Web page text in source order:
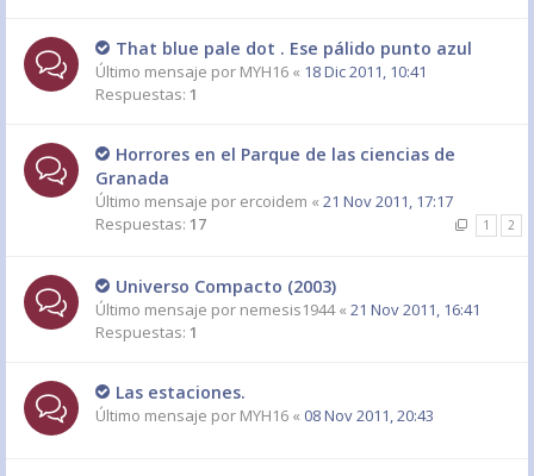
That blue pale dot . Ese pálido punto azul
Último mensaje por MYH16 « 18 Dic 2011, 10:41
Respuestas: 1
Horrores en el Parque de las ciencias de
Granada
Último mensaje por ercoidem « 21 Nov 2011, 17:17
Respuestas: 17 1 2
Universo Compacto (2003)
Último mensaje por nemesis1944« 21 Nov 2011, 16:41
Respuestas: 1
Las estaciones.
Último mensaje por MYH16 « 08 Nov 2011, 20:43